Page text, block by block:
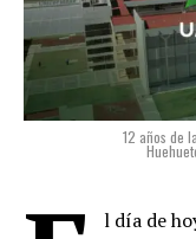
12 años de
l día de